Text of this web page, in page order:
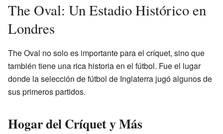
The Oval: Un Estadio Histórico en
Londres
The Oval no solo es importante para el críquet, sino que
también tiene una rica historia en el fútbol. Fue el lugar
donde la selección de fútbol de Inglaterra jugó algunos de
sus primeros partidos.
Hogar del Críquet y Más